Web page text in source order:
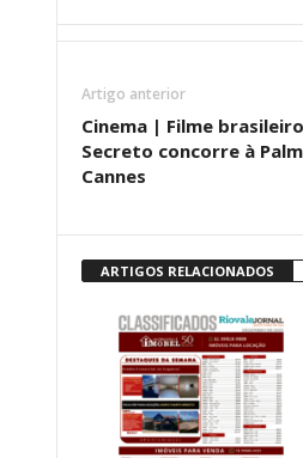
Artigo anterior
Cinema | Filme
Secreto concorre à
Cannes
ARTIGOS RELACIONADOS